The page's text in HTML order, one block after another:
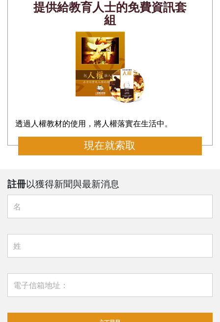
提供給教育人士的免費資訊套
組
透過人權教材的使用，將人權落實在生活中。
現在就索取
註冊以獲得新聞與最新消息